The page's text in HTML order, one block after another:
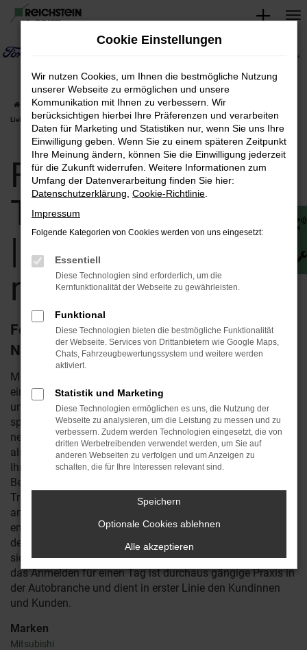
Zum
springen
Startseite Jena Ford Ford Transit
Ford Transit Tageszulassungen |
Lieferservice nach Jena
Ford Transit
Tageszulassungen
| Lieferservice
nach Jena
Ford Transit Tageszulassung in Jena –
Neuwagen zum Schnäppchenpreis
Mit einer Ford Transit Tageszulassung in Jena sind Sie in
einem Neuwagen zum deutlich günstigeren Preis
unterwegs. Was Sie dafür tun müssen? Nichts, außer die
spannenden Angebot bei Reichstein & Opitz ins Visier zu
nehmen. Wir bieten Ihnen eine ganze Reihe an Fahrzeugen
als Ford Transit Tageszulassung und sorgen dafür, dass
Ihre Mobilität in Jena zum Schnäppchenpreis erfolgt. Die
Besonderheit unserer Angebot liegt darin, dass jede Ford
Transit Tageszulassung für genau einen Tag in Jena oder
anderswo zugelassen wurde. Durch diese Vorgehensweise
entfallen die sonst recht engen Preisvorgaben von Seiten
des Automobilherstellers und das die Fahrzeuge lassen
sich mit frei wählbaren Rabatten versehen. Wohlgemerkt:
das Anmelden für einen Tag ist durchaus gängige Praxis in
der Autobranche und dient in erster Linie den Kundinnen
und Kunden.
Marken
Mitsubishi
Cookie Einstellungen
Wir nutzen Cookies, um Ihnen die bestmögliche Nutzung
unserer Webseite zu ermöglichen und unsere
Kommunikation mit Ihnen zu verbessern. Wir
berücksichtigen hierbei Ihre Präferenzen und verarbeiten
Daten für Marketing und Statistiken nur, wenn Sie uns Ihre
Einwilligung geben. Wenn Sie zu einem späteren Zeitpunkt
Ihre Meinung ändern, können Sie die Einwilligung jederzeit
für die Zukunft widerrufen. Weitere Informationen zum
Umfang der Datenverarbeitung finden Sie hier:
Datenschutzerklärung Cookie-Richtlinie
Impressum
Folgende Kategorien von Cookies werden von uns eingesetzt:
Essentiell
Diese Technologien sind erforderlich, um die
Kernfunktionalität der Webseite zu gewährleisten.
Funktional
Diese Technologien bieten die bestmögliche Funktionalität
der Webseite. Services von Drittanbietern wie Google Maps,
Chats, Fahrzeugbewertungssystem und weitere werden
aktiviert.
Statistik und Marketing
Diese Technologien ermöglichen es uns, die Nutzung der
Webseite zu analysieren, um die Leistung zu messen und zu
verbessern. Zudem werden Technologien eingesetzt, die von
dritten Werbetreibenden verwendet werden, um Sie auf
anderen Webseiten zu verfolgen und um Anzeigen zu
schalten, die für Ihre Interessen relevant sind.
Speichern
Optionale Cookies ablehnen
Alle akzeptieren